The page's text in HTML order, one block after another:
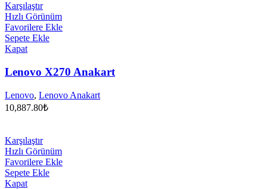
Karşılaştır
Hızlı Görünüm
Favorilere Ekle
Sepete Ekle
Kapat
Lenovo X270 Anakart
Lenovo, Lenovo Anakart
10,887.80₺
Karşılaştır
Hızlı Görünüm
Favorilere Ekle
Sepete Ekle
Kapat